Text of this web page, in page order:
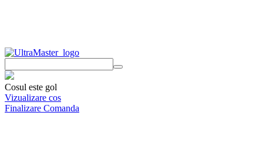
Cosul este gol
Vizualizare cos
Finalizare Comanda